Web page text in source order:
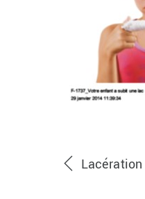
Lacération